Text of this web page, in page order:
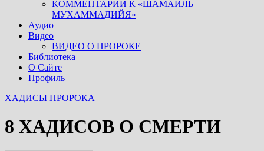
КОММЕНТАРИИ К «ШАМАИЛЬ
МУХАММАДИЙЯ»
Аудио
Видео
ВИДЕО О ПРОРОКЕ
Библиотека
О Сайте
Профиль
ХАДИСЫ ПРОРОКА
8 ХАДИСОВ О СМЕРТИ